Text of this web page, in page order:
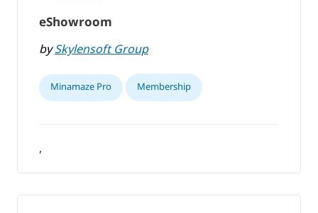
eShowroom
bySkylensoft Group
Minamaze Pro Membership
,